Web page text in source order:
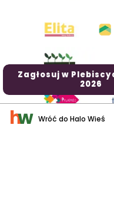
Zagłosuj w
2026
Wróć do Halo Wieś